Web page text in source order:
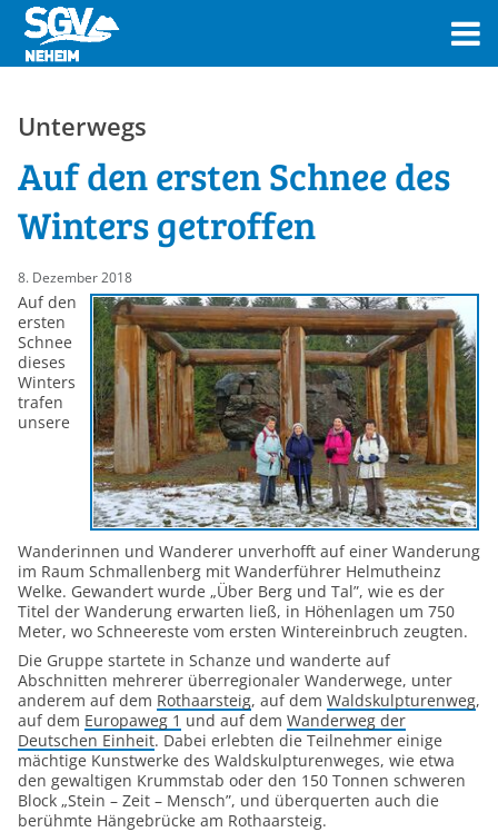
Unterwegs
Auf den ersten Schnee des
Winters getroffen
8. Dezember 2018
Auf den
ersten
Schnee
dieses
Winters
trafen
unsere
Wanderinnen und Wanderer unverhofft auf einer Wanderung
im Raum Schmallenberg mit Wanderführer Helmutheinz
Welke. Gewandert wurde „Über Berg und Tal”, wie es der
Titel der Wanderung erwarten ließ, in Höhenlagen um 750
Meter, wo Schneereste vom ersten Wintereinbruch zeugten.
Die Gruppe startete in Schanze und wanderte auf
Abschnitten mehrerer überregionaler Wanderwege, unter
anderem auf dem Rothaarsteig, auf dem Waldskulpturenweg,
auf dem Europaweg 1 und auf dem Wanderweg der
Deutschen Einheit. Dabei erlebten die Teilnehmer einige
mächtige Kunstwerke des Waldskulpturenweges, wie etwa
den gewaltigen Krummstab oder den 150 Tonnen schweren
Block „Stein – Zeit – Mensch”, und überquerten auch die
berühmte Hängebrücke am Rothaarsteig.